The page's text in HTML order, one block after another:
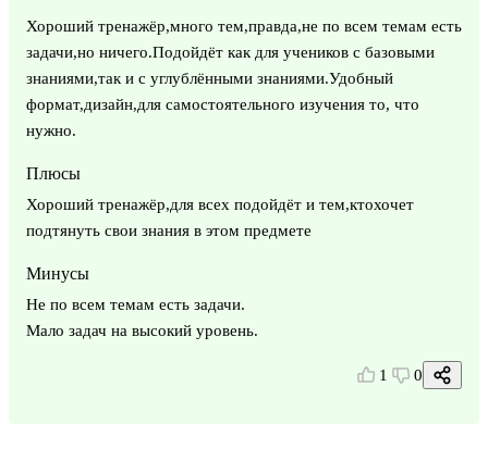
Хороший тренажёр,много тем,правда,не по всем темам есть
задачи,но ничего.Подойдёт как для учеников с базовыми
знаниями,так и с углублёнными знаниями.Удобный
формат,дизайн,для самостоятельного изучения то, что
нужно.
Плюсы
Хороший тренажёр,для всех подойдёт и тем,ктохочет
подтянуть свои знания в этом предмете
Минусы
Не по всем темам есть задачи.
Мало задач на высокий уровень.
1 0